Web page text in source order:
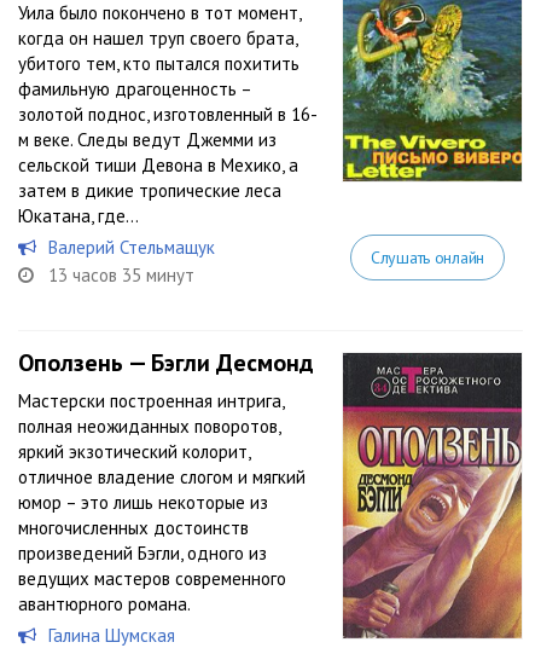
Уила было покончено в тот момент,
когда он нашел труп своего брата,
убитого тем, кто пытался похитить
фамильную драгоценность –
золотой поднос, изготовленный в 16-
м веке. Следы ведут Джемми из
сельской тиши Девона в Мехико, а
затем в дикие тропические леса
Юкатана, где...
Валерий Стельмащук
13 часов 35 минут
Слушать онлайн
Оползень — Бэгли Десмонд
Мастерски построенная интрига,
полная неожиданных поворотов,
яркий экзотический колорит,
отличное владение слогом и мягкий
юмор – это лишь некоторые из
многочисленных достоинств
произведений Бэгли, одного из
ведущих мастеров современного
авантюрного романа.
Галина Шумская